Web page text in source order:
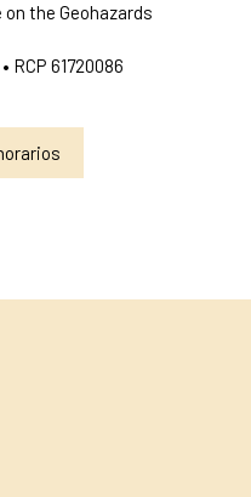
the Geohazards
RCP 61720086